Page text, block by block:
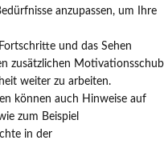
anzupassen, um Ihre
und das Sehen
zusätzlichen Motivationsschub
weiter zu arbeiten.
können auch Hinweise auf
zum Beispiel
in der